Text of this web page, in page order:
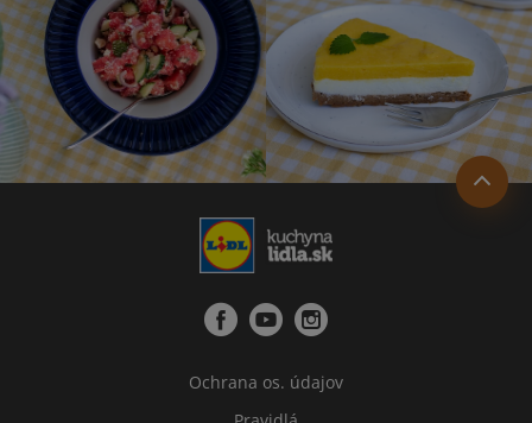
Ochrana os. údajov